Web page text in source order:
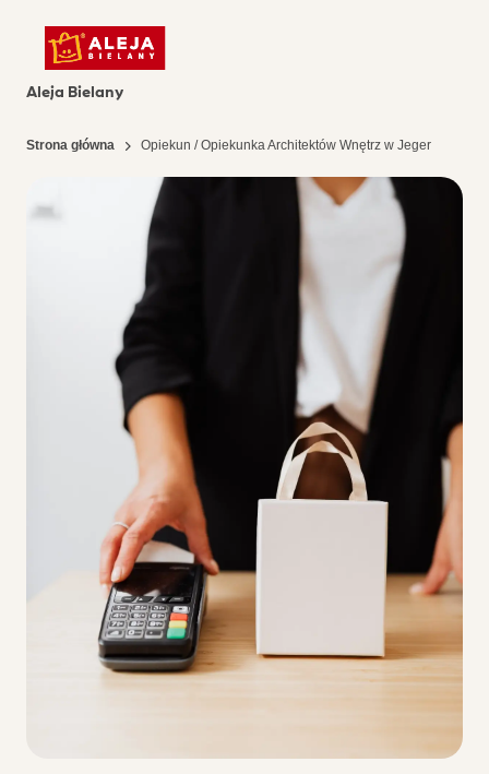
Aleja Bielany
Strona główna Opiekun / Opiekunka Architektów Wnętrz w Jeger